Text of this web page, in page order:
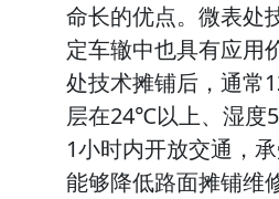
命长的优点。微表处
定车辙中也具有应用
处技术摊铺后，通常
层在24℃以上、湿度
1小时内开放交通，
能够降低路面摊铺维